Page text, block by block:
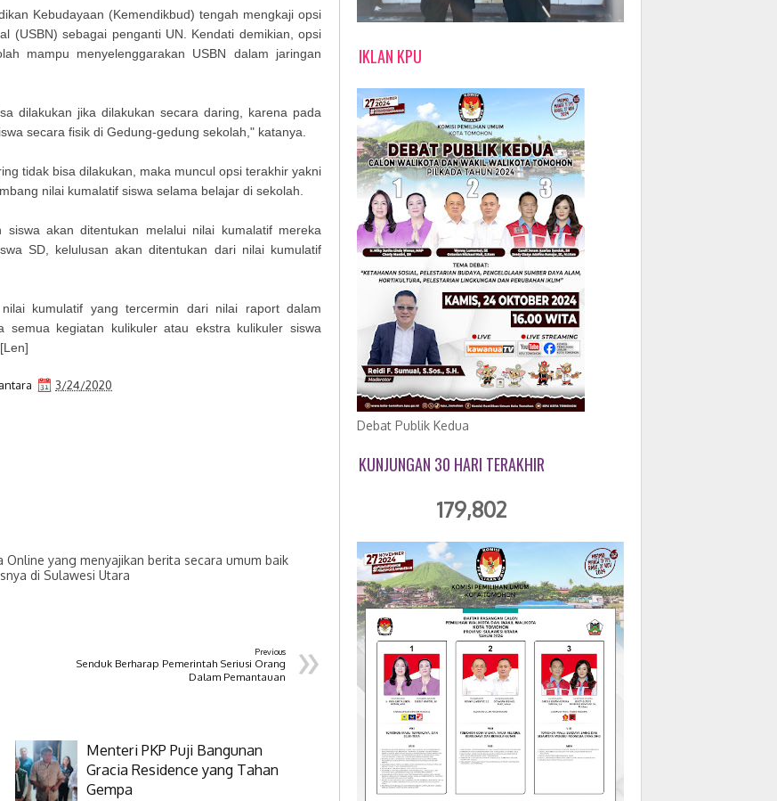
Kebudayaan (Kemendikbud) tengah mengkaji opsi
(USBN) sebagai penganti UN. Kendati demikian, opsi
mampu menyelenggarakan USBN dalam jaringan
dilakukan jika dilakukan secara daring, karena pada
secara fisik di Gedung-gedung sekolah," katanya.
tidak bisa dilakukan, maka muncul opsi terakhir yakni
nilai kumalatif siswa selama belajar di sekolah.
akan ditentukan melalui nilai kumalatif mereka
SD, kelulusan akan ditentukan dari nilai kumulatif
kumulatif yang tercermin dari nilai raport dalam
semua kegiatan kulikuler atau ekstra kulikuler siswa
3/24/2020
Online yang menyajikan berita secara umum baik
di Sulawesi Utara
»
Previous
Senduk Berharap Pemerintah Seriusi Orang
Dalam Pemantauan
Menteri PKP Puji Bangunan
Gracia Residence yang Tahan
Gempa
IKLAN KPU
Debat Publik Kedua
KUNJUNGAN 30 HARI TERAKHIR
179,802